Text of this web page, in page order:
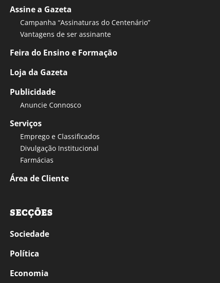
Assine a Gazeta
Campanha “Assinaturas do Centenário”
Vantagens de ser assinante
Feira do Ensino e Formação
Loja da Gazeta
Publicidade
Anuncie Connosco
Serviços
Emprego e Classificados
Divulgação Institucional
Farmácias
Área de Cliente
SECÇÕES
Sociedade
Política
Economia